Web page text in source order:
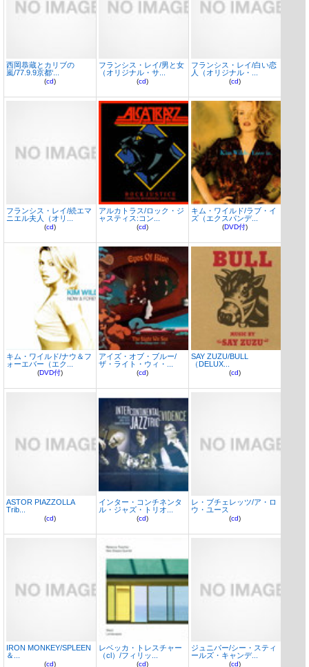
西岡恭蔵とカリブの
嵐/77.9.9京都‘...
(cd)
フランシス・レイ/男と女
（オリジナル・サ...
(cd)
フランシス・レイ/白い恋
人（オリジナル・...
(cd)
フランシス・レイ/続エマ
ニエル夫人（オリ...
(cd)
アルカトラス/ロック・ジ
ャスティス:コン...
(cd)
キム・ワイルド/ラブ・イ
ズ（エクスパンデ...
(DVD付)
キム・ワイルド/ナウ＆フ
ォーエバー（エク...
(DVD付)
アイズ・オブ・ブルー/
ザ・ライト・ウィ・...
(cd)
SAY ZUZU/BULL
（DELUX...
(cd)
ASTOR PIAZZOLLA
Trib...
(cd)
インター・コンチネンタ
ル・ジャズ・トリオ...
(cd)
レ・ブチェレッツ/ア・ロ
ウ・ユース
(cd)
IRON MONKEY/SPLEEN
＆...
(cd)
レベッカ・トレスチャー
（cl）/フィリッ...
(cd)
ジュニパー/シー・スティ
ールズ・キャンデ...
(cd)